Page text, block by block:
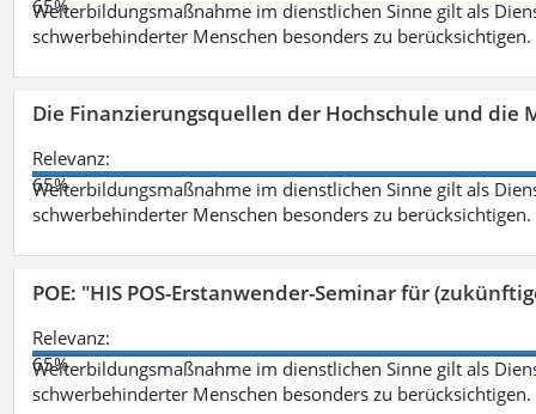
65%
Weiterbildungsmaßnahme im dienstlichen Sinne gilt als
schwerbehinderter Menschen besonders zu berücksichtigen.
Die Finanzierungsquellen der Hochschule und die
Relevanz:
65%
Weiterbildungsmaßnahme im dienstlichen Sinne gilt als
schwerbehinderter Menschen besonders zu berücksichtigen.
POE: "HIS POS-Erstanwender-Seminar für
Relevanz:
65%
Weiterbildungsmaßnahme im dienstlichen Sinne gilt als
schwerbehinderter Menschen besonders zu berücksichtigen.